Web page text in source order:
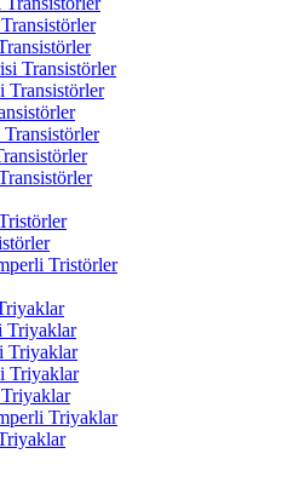
Transistörler
Transistörler
Tristörler
Triyaklar
Triyaklar
Triyaklar
Triyaklar